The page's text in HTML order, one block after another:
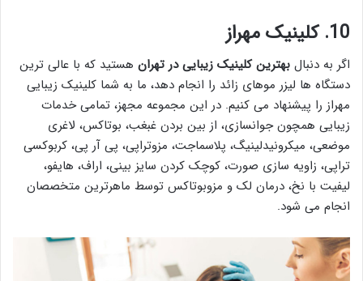
10. کلینیک مهراز
اگر به دنبال بهترین کلینیک زیبایی در تهران هستید که با عالی ترین
دستگاه ها لیزر موهای زائد را انجام دهد، ما به شما کلینیک زیبایی
مهراز را پیشنهاد می کنیم. در این مجموعه مجهز، تمامی خدمات
زیبایی همچون جوانسازی، از بین بردن غبغب، بوتاکس، لاغری
موضعی، میکرونیدلینیگ، پلاسماجت، مزوتراپی، پی آر پی، کربوکسی
تراپی، زاویه سازی صورت، کوچک کردن سایز بینی، اراف، هایفو،
لیفیت با نخ، درمان لک و مزوبوتاکس توسط ماهرترین متخصصان
انجام می شود.